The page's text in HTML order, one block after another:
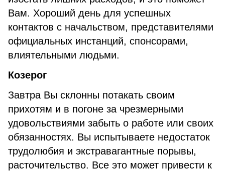
Вам. Хороший день для успешных
контактов с начальством, представителями
официальных инстанций, спонсорами,
влиятельными людьми.
Козерог
Завтра Вы склонны потакать своим
прихотям и в погоне за чрезмерными
удовольствиями забыть о работе или своих
обязанностях. Вы испытываете недостаток
трудолюбия и экстравагантные порывы,
расточительство. Все это может привести к